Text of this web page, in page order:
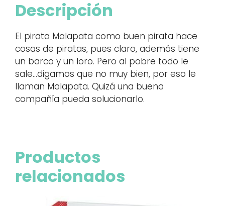
Descripción
El pirata Malapata como buen pirata hace
cosas de piratas, pues claro, además tiene
un barco y un loro. Pero al pobre todo le
sale…digamos que no muy bien, por eso le
llaman Malapata. Quizá una buena
compañía pueda solucionarlo.
Productos
relacionados